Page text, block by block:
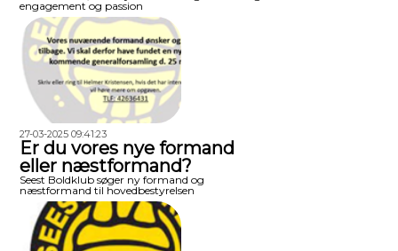
engagement og passion
27-03-2025 09:41:23
Er du vores nye formand
eller næstformand?
Seest Boldklub søger ny formand og
næstformand til hovedbestyrelsen